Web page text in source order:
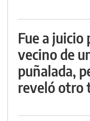
Fue a juicio
vecino de
puñalada,
reveló otro